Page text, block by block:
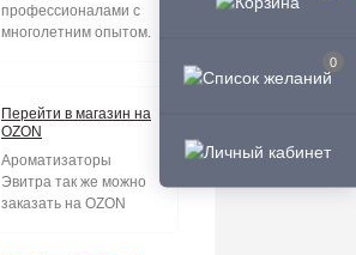
0
профессионалами с
многолетним опытом.
Перейти в магазин на
OZON
Ароматизаторы
Эвитра так же можно
заказать на OZON